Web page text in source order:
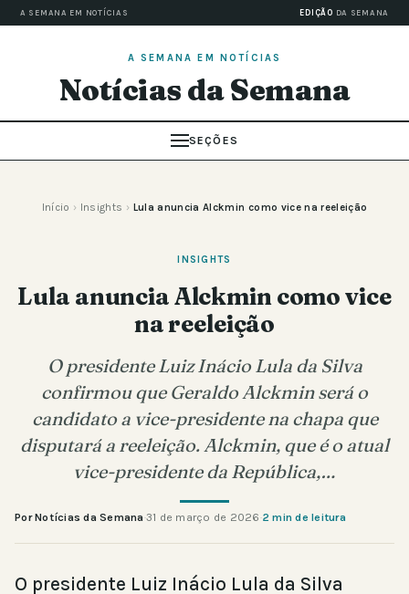
A SEMANA EM NOTÍCIAS EDIÇÃO DA SEMANA
A SEMANA EM NOTÍCIAS
Notícias da Semana
SEÇÕES
Início › Insights › Lula anuncia Alckmin como vice na reeleição
INSIGHTS
Lula anuncia Alckmin como vice
na reeleição
O presidente Luiz Inácio Lula da Silva
confirmou que Geraldo Alckmin será o
candidato a vice-presidente na chapa que
disputará a reeleição. Alckmin, que é o atual
vice-presidente da República,…
Por Notícias da Semana·31 de março de 2026·2 min de leitura
O presidente Luiz Inácio Lula da Silva